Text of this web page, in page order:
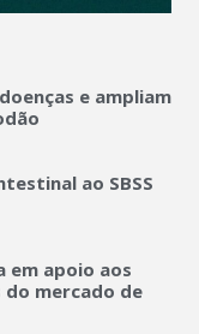
e ampliam
ao SBSS
em apoio aos
mercado de